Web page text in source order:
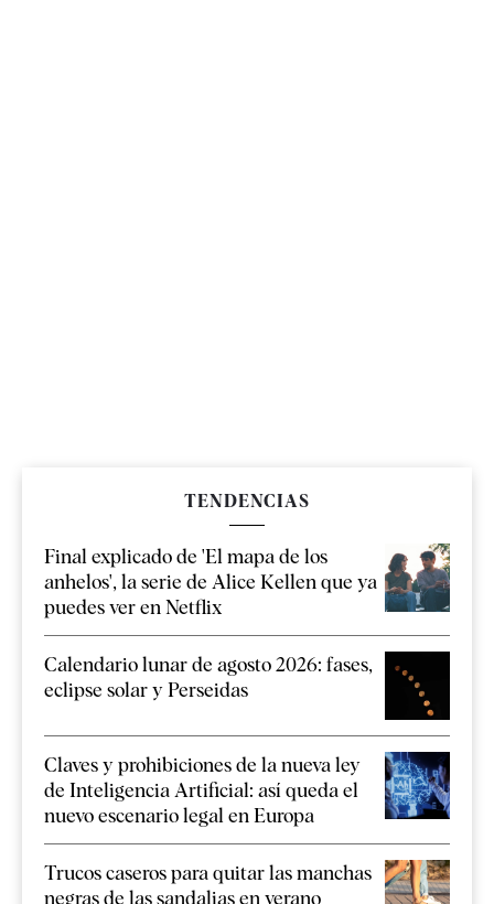
TENDENCIAS
Final explicado de 'El mapa de los
anhelos', la serie de Alice Kellen que ya
puedes ver en Netflix
Calendario lunar de agosto 2026: fases,
eclipse solar y Perseidas
Claves y prohibiciones de la nueva ley
de Inteligencia Artificial: así queda el
nuevo escenario legal en Europa
Trucos caseros para quitar las manchas
negras de las sandalias en verano